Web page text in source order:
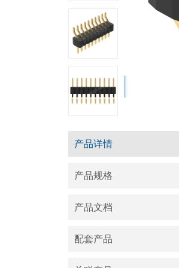
产品详情
产品规格
产品文档
配套产品